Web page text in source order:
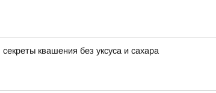
квашения без уксуса и сахара